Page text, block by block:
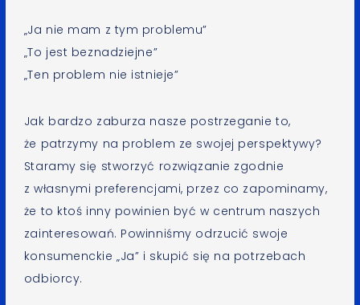
„Ja nie mam z tym problemu”
„To jest beznadziejne”
„Ten problem nie istnieje”
Jak bardzo zaburza nasze postrzeganie to,
że patrzymy na problem ze swojej perspektywy?
Staramy się stworzyć rozwiązanie zgodnie
z własnymi preferencjami, przez co zapominamy,
że to ktoś inny powinien być w centrum naszych
zainteresowań. Powinniśmy odrzucić swoje
konsumenckie „Ja” i skupić się na potrzebach
odbiorcy.